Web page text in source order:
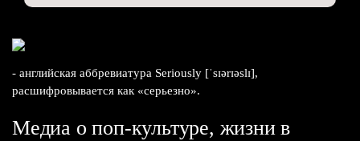
- английская аббревиатура Seriously [ˈsɪərɪəslɪ],
расшифровывается как «серьезно».
Медиа о поп-культуре, жизни в